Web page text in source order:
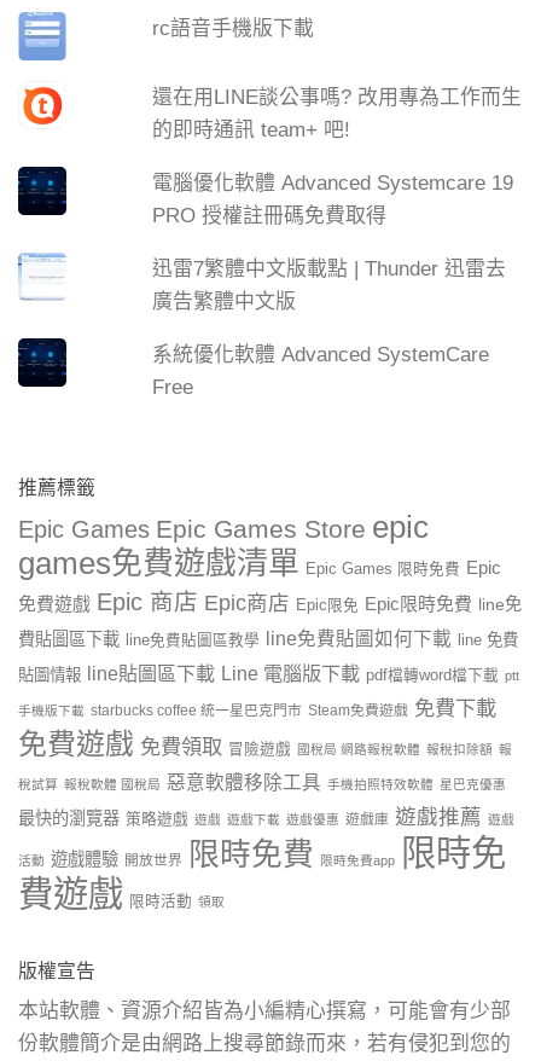
rc語音手機版下載
還在用LINE談公事嗎? 改用專為工作而生
的即時通訊 team+ 吧!
電腦優化軟體 Advanced Systemcare 19
PRO 授權註冊碼免費取得
迅雷7繁體中文版載點 | Thunder 迅雷去
廣告繁體中文版
系統優化軟體 Advanced SystemCare
Free
推薦標籤
Epic Games Epic Games Store epic
games免費遊戲清單 Epic Games 限時免費 Epic
免費遊戲 Epic 商店 Epic商店 Epic限免 Epic限時免費 line免
費貼圖區下載
line免費貼圖區教學 line免費貼圖如何下載
line 免費
貼圖情報
line貼圖區下載 Line 電腦版下載 pdf檔轉word檔下載 ptt
手機版下載 starbucks coffee 統一星巴克門市 Steam免費遊戲 免費下載
免費遊戲 免費領取 冒險遊戲 國稅局 網路報稅軟體 報稅扣除額 報
稅試算 報稅軟體 國稅局 惡意軟體移除工具 手機拍照特效軟體 星巴克優惠
最快的瀏覽器 策略遊戲 遊戲 遊戲下載 遊戲優惠 遊戲庫 遊戲推薦 遊戲
活動 遊戲體驗 開放世界 限時免費 限時免費app
限時免
費遊戲 限時活動 領取
版權宣告
本站軟體、資源介紹皆為小編精心撰寫，可能會有少部
份軟體簡介是由網路上搜尋節錄而來，若有侵犯到您的